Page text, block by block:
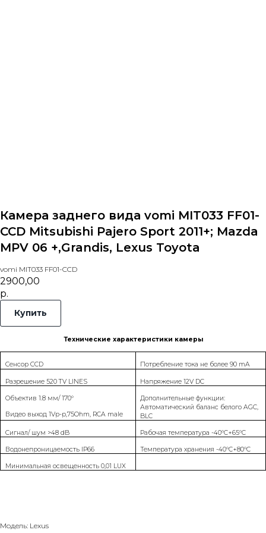
Камера заднего вида vomi MIT033 FF01-
CCD Mitsubishi Pajero Sport 2011+; Mazda
MPV 06 +,Grandis, Lexus Toyota
vomi MIT033 FF01-CCD
2900,00
р.
Купить
Технические характеристики камеры
СенсорCCD Потребление тока не более 90 mA
Разрешение 520 TV LINES Напряжение 12V DC
Объектив 1.8 мм/ 170°
Видео выход 1Vp-p,75Ohm, RCA male
Дополнительные функции:
Автоматический баланс белого AGC,
BLC
Сигнал/ шум >48 dB Рабочая температура -40°C+65°C
Водонепроницаемость IP66 Температура хранения -40°C+80°C
Минимальная освещенность 0,01 LUX
Модель: Lexus